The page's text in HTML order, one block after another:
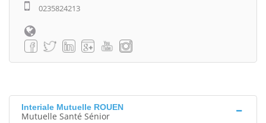
0235824213
Interiale Mutuelle ROUEN
Mutuelle Santé Sénior